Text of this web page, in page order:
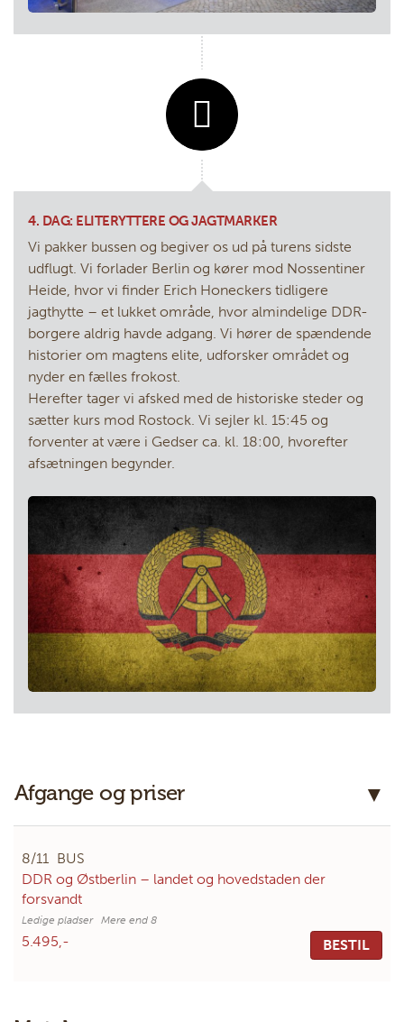
4. DAG: ELITERYTTERE OG JAGTMARKER
Vi pakker bussen og begiver os ud på turens sidste
udflugt. Vi forlader Berlin og kører mod Nossentiner
Heide, hvor vi finder Erich Honeckers tidligere
jagthytte – et lukket område, hvor almindelige DDR-
borgere aldrig havde adgang. Vi hører de spændende
historier om magtens elite, udforsker området og
nyder en fælles frokost.
Herefter tager vi afsked med de historiske steder og
sætter kurs mod Rostock. Vi sejler kl. 15:45 og
forventer at være i Gedser ca. kl. 18:00, hvorefter
afsætningen begynder.
Afgange og priser
8/11 BUS
DDR og Østberlin – landet og hovedstaden der
forsvandt
Mere end 8
5.495,- BESTIL